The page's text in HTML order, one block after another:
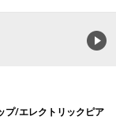
プ/エレクトリックピア